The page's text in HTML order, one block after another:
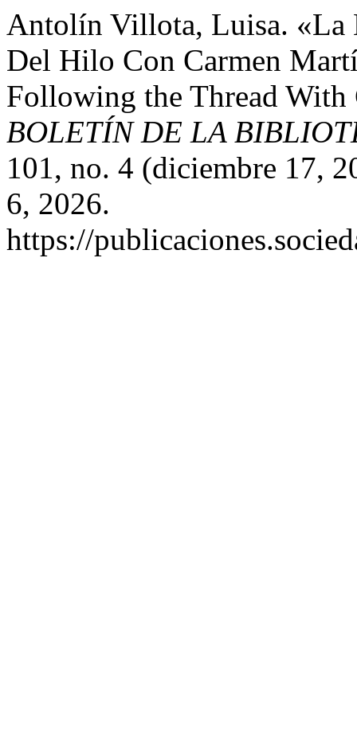
Antolín Villota, Luisa. «La
Del Hilo Con Carmen
Following the Thread
BOLETÍN DE LA
101, no. 4 (diciembre 17,
6, 2026.
https://